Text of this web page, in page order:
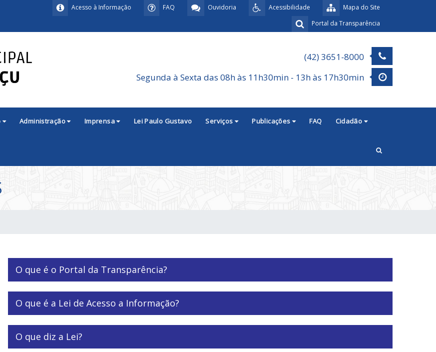
Mapa do Site
Acessibilidade
Ouvidoria
FAQ
Acesso à Informação
Portal da Transparência
(42) 3651-8000
Segunda à Sexta das 08h às 11h30min - 13h às 17h30min
Administração Imprensa Lei Paulo Gustavo Serviços Publicações FAQ Cidadão
O que é o Portal da Transparência?
O que é a Lei de Acesso a Informação?
O que diz a Lei?